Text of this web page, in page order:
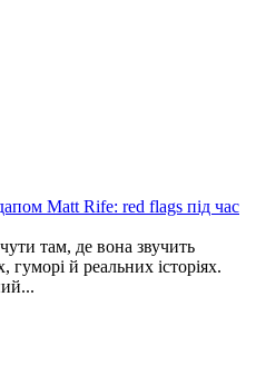
Matt Rife: red flags під час
там, де вона звучить
й реальних історіях.